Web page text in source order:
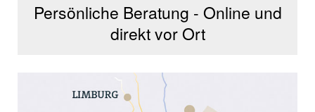
Persönliche Beratung - Online und
direkt vor Ort